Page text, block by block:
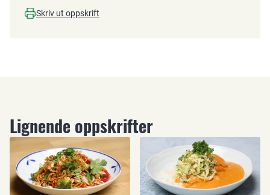
Skriv ut oppskrift
Lignende oppskrifter